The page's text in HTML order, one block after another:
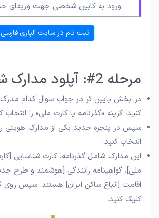
ورود به کابین شخصی جهت وریفای
ثبت نام در سایت آلپاری فارسی
مرحله 2#: آپلود مدارک شناسایی
در بخش پایین تر در جواب سوال کدام مدرک
کنید، گزینه «گذرنامه یا کارت ملی» را انتخاب
سپس در پنجره جدید یکی از مدارک هویتی را،
انتخاب کنید.
این مدارک شامل گذرنامه، کارت شناسایی
ملی]، گواهینامه رانندگی [هوشمند و طرح
اقامت [اتباع ساکن ایران] هستند. سپس روی
کلیک کنید.